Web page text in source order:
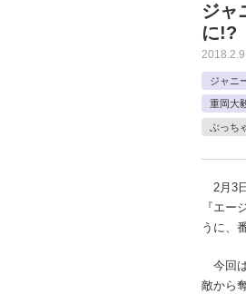
ジャ
に!?
2018.2.9
ジャニ
重岡大
ぶっち
2月3
『エー
うに、
今回
敵から